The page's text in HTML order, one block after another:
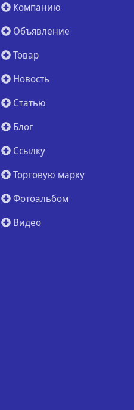
Компанию
Объявление
Товар
Новость
Статью
Блог
Ссылку
Торговую марку
Фотоальбом
Видео